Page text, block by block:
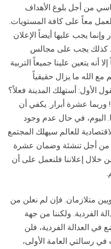
من أجل بلوغ الأهداف
معاً على كافة المستويات.
يجب عليها أيضاً الإعلان
كذلك يجب على مجالس
أنه يتعين علينا جميعاً التربية
مع الله ما يزال حقيقياً
23)، عندما يقول الأول: أستهلك المدينة فعلاً؟
وربما عشرة أبرار. يكفي أن
اليوم، في حال عدم وجود
للعالم سيهلك المجتمع
من أجل تنشئة وضمان عشرة
خلال إعلاننا فلنعمل على أن
متلازمان. فإن لم نعلن من
الفردية. ولكننا من جهة
العدالة الفردية، فلن
رسالتي العامة الأولى،